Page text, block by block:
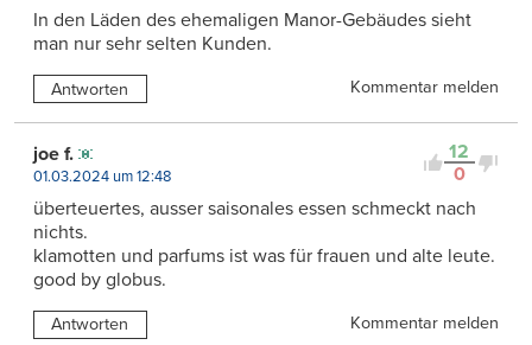
In den Läden des ehemaligen Manor-Gebäudes sieht
man nur sehr selten Kunden.
Antworten Kommentar melden
12
0
joe f.
01.03.2024 um 12:48
überteuertes, ausser saisonales essen schmeckt nach
nichts.
klamotten und parfums ist was für frauen und alte leute.
good by globus.
Antworten Kommentar melden